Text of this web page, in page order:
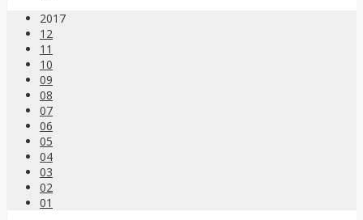
2017
12
11
10
09
08
07
06
05
04
03
02
01